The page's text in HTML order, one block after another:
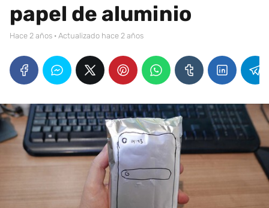
papel de aluminio
hace 2 años · Actualizado hace 2 años